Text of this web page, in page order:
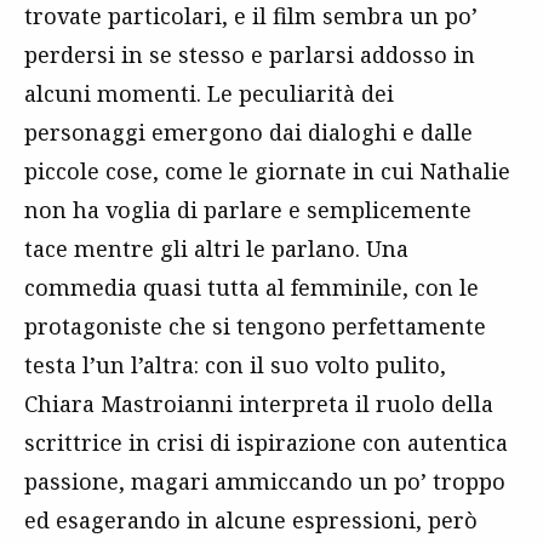
trovate particolari, e il film sembra un po’
perdersi in se stesso e parlarsi addosso in
alcuni momenti. Le peculiarità dei
personaggi emergono dai dialoghi e dalle
piccole cose, come le giornate in cui Nathalie
non ha voglia di parlare e semplicemente
tace mentre gli altri le parlano. Una
commedia quasi tutta al femminile, con le
protagoniste che si tengono perfettamente
testa l’un l’altra: con il suo volto pulito,
Chiara Mastroianni interpreta il ruolo della
scrittrice in crisi di ispirazione con autentica
passione, magari ammiccando un po’ troppo
ed esagerando in alcune espressioni, però